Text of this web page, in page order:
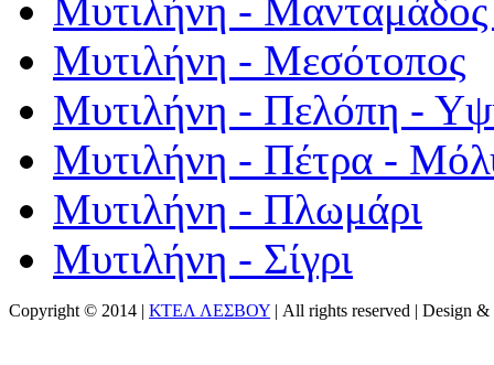
Μυτιλήνη - Μανταμάδος
Μυτιλήνη - Μεσότοπος
Μυτιλήνη - Πελόπη -
Μυτιλήνη - Πέτρα -
Μυτιλήνη - Πλωμάρι
Μυτιλήνη - Σίγρι
Copyright © 2014 | ΚΤΕΛ ΛΕΣΒΟΥ | All rights reserved | Design &